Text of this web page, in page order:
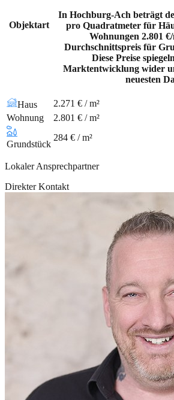
Objektart
In Hochburg-Ach beträgt
pro Quadratmeter für
Wohnungen 2.801
Durchschnittspreis für
Diese Preise
Marktentwicklung wider
neuesten
Haus
2.271 € / m²
Wohnung
2.801 € / m²
Grundstück
284 € / m²
Lokaler Ansprechpartner
Direkter Kontakt